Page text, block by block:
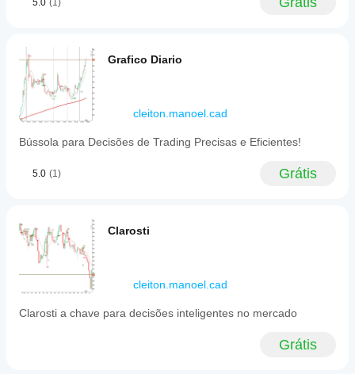
5.0 (1)
Grafico Diario
cleiton.manoel.cad
Bússola para Decisões de Trading Precisas e Eficientes!
5.0 (1) Grátis
Clarosti
cleiton.manoel.cad
Clarosti a chave para decisões inteligentes no mercado
Grátis